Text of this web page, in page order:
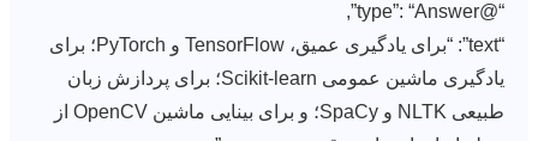
“@type”: “Answer”,
“text”: “برای یادگیری عمیق، TensorFlow و PyTorch؛ برای
یادگیری ماشین عمومی Scikit-learn؛ برای پردازش زبان
طبیعی NLTK و SpaCy؛ و برای بینایی ماشین OpenCV از